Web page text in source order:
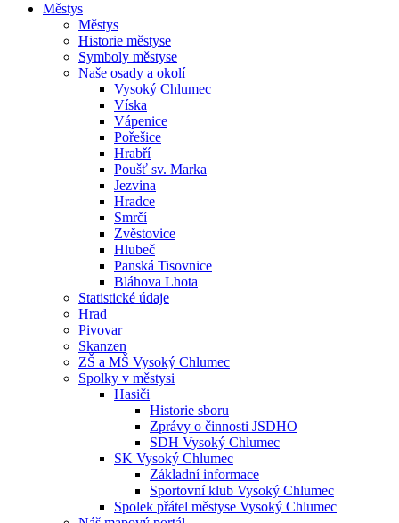
Městys
Městys
Historie městyse
Symboly městyse
Naše osady a okolí
Vysoký Chlumec
Víska
Vápenice
Pořešice
Hrabří
Poušť sv. Marka
Jezvina
Hradce
Smrčí
Zvěstovice
Hlubeč
Panská Tisovnice
Bláhova Lhota
Statistické údaje
Hrad
Pivovar
Skanzen
ZŠ a MŠ Vysoký Chlumec
Spolky v městysi
Hasiči
Historie sboru
Zprávy o činnosti JSDHO
SDH Vysoký Chlumec
SK Vysoký Chlumec
Základní informace
Sportovní klub Vysoký Chlumec
Spolek přátel městyse Vysoký Chlumec